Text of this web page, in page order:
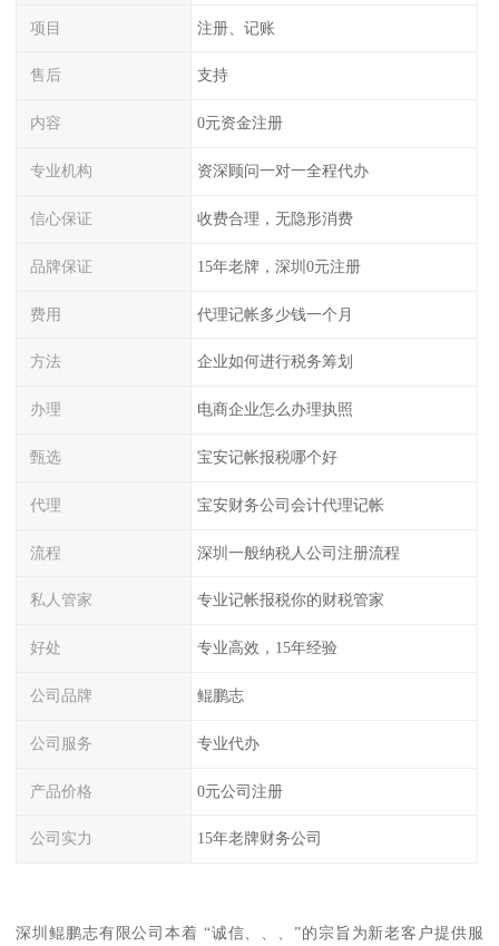
项目 注册、记账
售后 支持
内容 0元资金注册
专业机构 资深顾问一对一全程代办
信心保证 收费合理，无隐形消费
品牌保证 15年老牌，深圳0元注册
费用 代理记帐多少钱一个月
方法 企业如何进行税务筹划
办理 电商企业怎么办理执照
甄选 宝安记帐报税哪个好
代理 宝安财务公司会计代理记帐
流程 深圳一般纳税人公司注册流程
私人管家 专业记帐报税你的财税管家
好处 专业高效，15年经验
公司品牌 鲲鹏志
公司服务 专业代办
产品价格 0元公司注册
公司实力 15年老牌财务公司
深圳鲲鹏志有限公司本着 “诚信、、、”的宗旨为新老客户提供服